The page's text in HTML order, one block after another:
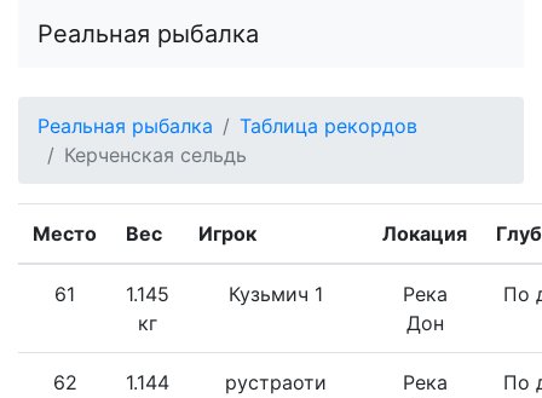
Реальная рыбалка
Реальная рыбалка
Таблица рекордов
Керченская сельдь
Место Вес Игрок Локация
61
1.145
кг
Кузьмич 1
Река
Дон
По
62
1.144
рустраоти
Река
По